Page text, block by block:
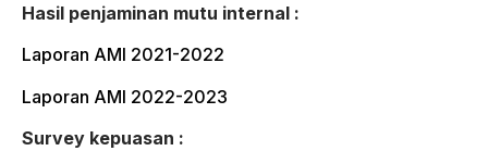
Hasil penjaminan mutu internal :
Laporan AMI 2021-2022
Laporan AMI 2022-2023
Survey kepuasan :